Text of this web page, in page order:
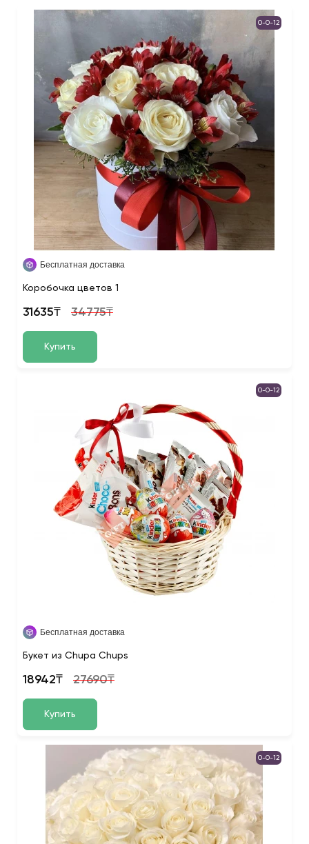
0-0-12
Бесплатная доставка
Коробочка цветов 1
31635₸ 34775₸
Купить
0-0-12
Бесплатная доставка
Букет из Chupa Chups
18942₸ 27690₸
Купить
0-0-12